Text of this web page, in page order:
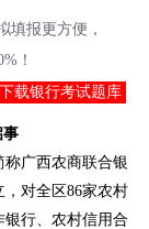
填报更方便，
！
下载银行考试题库
事
广西农商联合银
对全区86家农村
行、农村信用合